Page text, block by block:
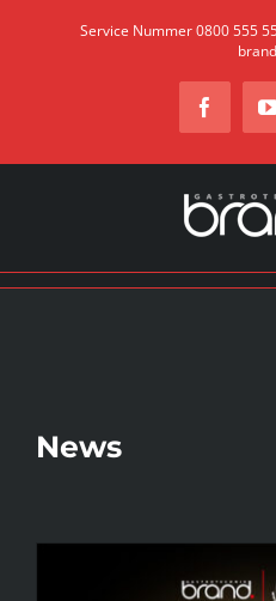
Service Nummer 0800 555
News